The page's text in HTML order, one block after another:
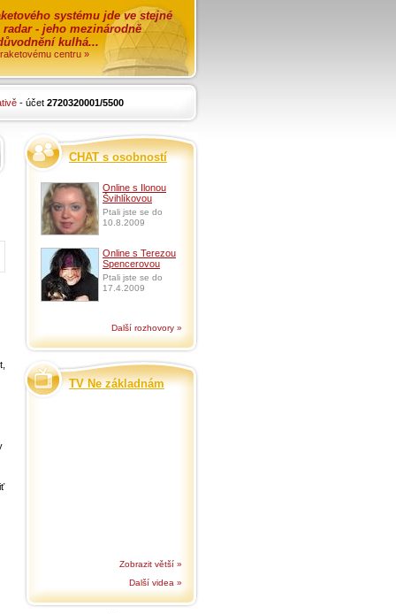
systému jde ve stejné
- jeho mezinárodně
kulhá...
centru »
- účet 2720320001/5500
CHAT s osobností
Online s Ilonou
Švihlíkovou
Ptali jste se do
10.8.2009
Online s Terezou
Spencerovou
Ptali jste se do
17.4.2009
Další rozhovory »
TV Ne základnám
Zobrazit větší »
Další videa »